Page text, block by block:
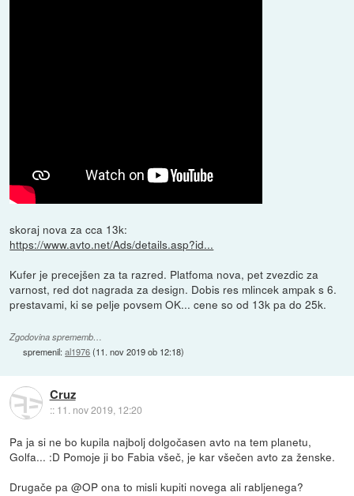
skoraj nova za cca 13k:
https://www.avto.net/Ads/details.asp?id...
Kufer je precejšen za ta razred. Platfoma nova, pet zvezdic za
varnost, red dot nagrada za design. Dobis res mlincek ampak s 6.
prestavami, ki se pelje povsem OK... cene so od 13k pa do 25k.
Zgodovina sprememb…
spremenil:al1976(11. nov 2019 ob 12:18)
Cruz
:: 11. nov 2019, 12:20
Pa ja si ne bo kupila najbolj dolgočasen avto na tem planetu,
Golfa... :D Pomoje ji bo Fabia všeč, je kar všečen avto za ženske.
Drugače pa @OP ona to misli kupiti novega ali rabljenega?